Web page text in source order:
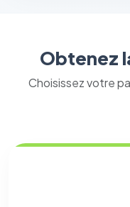
Obtenez
Choisissez votre